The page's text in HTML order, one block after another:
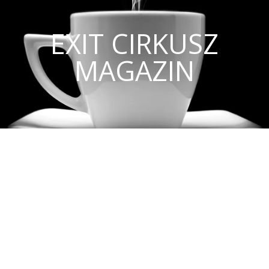
EXIT CIRKUSZ
MAGAZIN